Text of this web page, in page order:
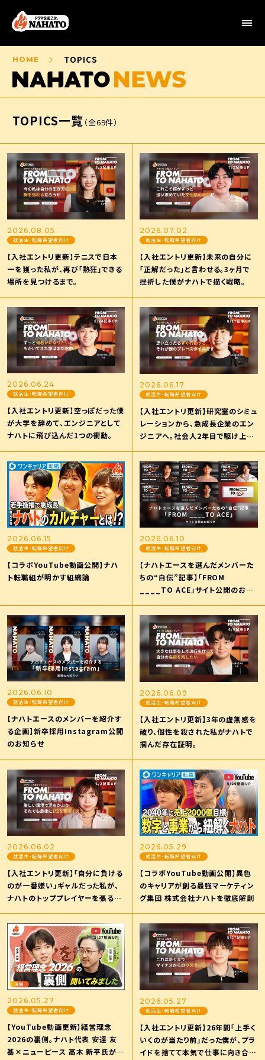
お問い合わせ 採用
HOME TOPICS
TOPICS一覧 （全69件）
2026.08.05
就活生・転職希望者向け
【入社エントリ更新】テニスで日本
一を獲った私が、再び「熱狂」できる
場所を見つけるまで。
2026.07.02
就活生・転職希望者向け
【入社エントリ更新】未来の自分に
「正解だった」と言わせる。3ヶ月で
挫折した僕がナハトで描く戦略。
2026.06.24
就活生・転職希望者向け
【入社エントリ更新】空っぽだった僕
が大学を辞めて、エンジニアとして
ナハトに飛び込んだ1つの衝動。
2026.06.17
就活生・転職希望者向け
【入社エントリ更新】研究室のシミュ
レーションから、急成長企業のエン
ジニアへ。社会人2年目で駆け上が
2026.06.15
就活生・転職希望者向け
【コラボYouTube動画公開】ナハ
ト転職組が明かす組織論
2026.06.10
就活生・転職希望者向け
【ナハトエースを選んだメンバーた
ちの“自伝”記事】「FROM
____TO ACE」サイト公開のお知
2026.06.10
就活生・転職希望者向け
【ナハトエースのメンバーを紹介す
る企画】新卒採用Instagram公開
のお知らせ
2026.06.09
就活生・転職希望者向け
【入社エントリ更新】3年の虚無感を
破り、個性を殺された私がナハトで
掴んだ存在証明。
2026.06.02
就活生・転職希望者向け
【入社エントリ更新】「自分に負ける
のが一番嫌い」ギャルだった私が、
ナハトのトッププレイヤーを張る理
2026.05.29
就活生・転職希望者向け
【コラボYouTube動画公開】異色
のキャリアが創る最強マーケティン
グ集団 株式会社ナハトを徹底解剖
2026.05.27
就活生・転職希望者向け
【YouTube動画更新】経営理念
2026の裏側。ナハト代表 安達 友
基×ニューピース 高木 新平氏が明
2026.05.27
就活生・転職希望者向け
【入社エントリ更新】26年間「上手く
いくのが当たり前」だった僕が、プラ
イドを捨てて本気で仕事に向き合う